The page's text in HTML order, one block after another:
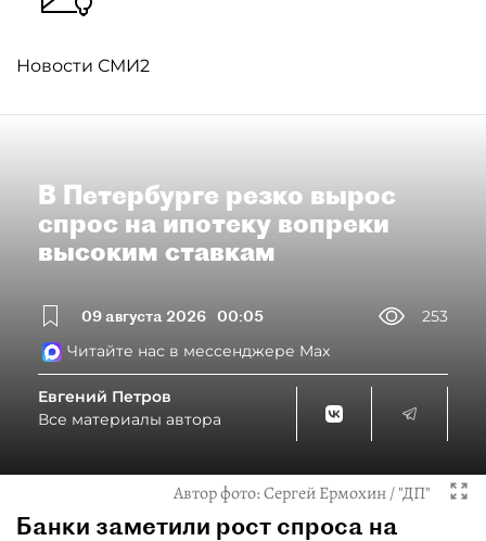
Новости СМИ2
В Петербурге резко вырос
спрос на ипотеку вопреки
высоким ставкам
09 августа 2026 00:05
253
Читайте нас в мессенджере Max
Евгений Петров
Все материалы автора
Автор фото:Сергей Ермохин / "ДП"
Банки заметили рост спроса на